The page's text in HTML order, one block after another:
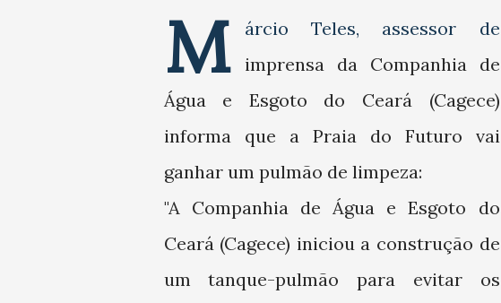
M
árcio Teles, assessor de
imprensa da Companhia de
Água e Esgoto do Ceará (Cagece)
informa que a Praia do Futuro vai
ganhar um pulmão de limpeza:
"A Companhia de Água e Esgoto do
Ceará (Cagece) iniciou a construção de
um tanque-pulmão para evitar os